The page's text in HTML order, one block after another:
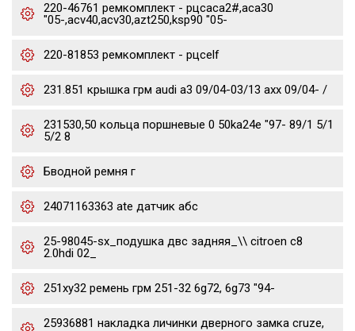
220-46761 ремкомплект - рцсaca2#,aca30
"05-,acv40,acv30,azt250,ksp90 "05-
220-81853 ремкомплект - рцсelf
231.851 крышка грм audi a3 09/04-03/13 axx 09/04- /
231530,50 кольца поршневые 0 50ka24e "97- 89/1 5/1
5/2 8
Бводной ремня г
24071163363 ate датчик абс
25-98045-sx_подушка двс задняя_\\ citroen c8
2.0hdi 02_
251xy32 ремень грм 251-32 6g72, 6g73 "94-
25936881 накладка личинки дверного замка cruze,